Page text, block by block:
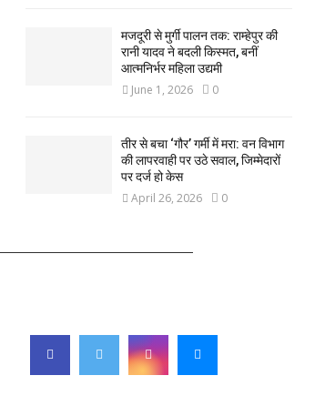
मजदूरी से मुर्गी पालन तक: राम्हेपुर की
रानी यादव ने बदली किस्मत, बनीं
आत्मनिर्भर महिला उद्यमी
June 1, 2026 0
तीर से बचा ‘गौर’ गर्मी में मरा: वन विभाग
की लापरवाही पर उठे सवाल, जिम्मेदारों
पर दर्ज हो केस
April 26, 2026 0